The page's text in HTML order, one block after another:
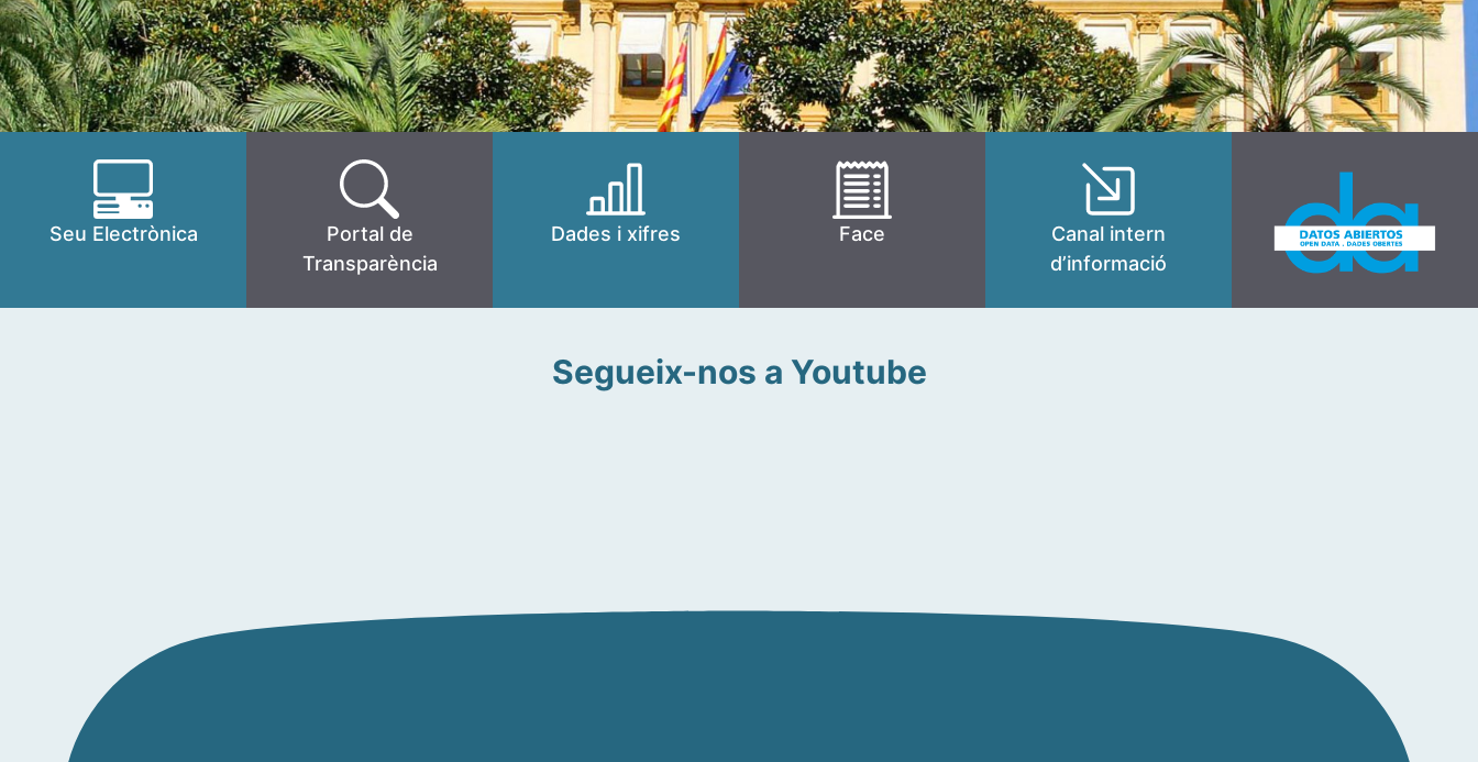
Seu Electrònica
Portal de
Transparència
Dades i xifres Face
Canal intern
d’informació
Segueix-nos a Youtube